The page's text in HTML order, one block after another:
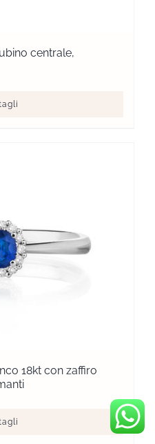
centrale,
18kt con zaffiro